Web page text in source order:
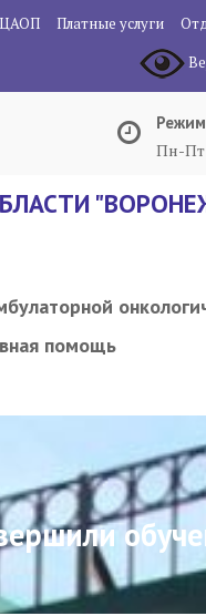
ЦАОП Платные услуги
Пн-Пт
помощь